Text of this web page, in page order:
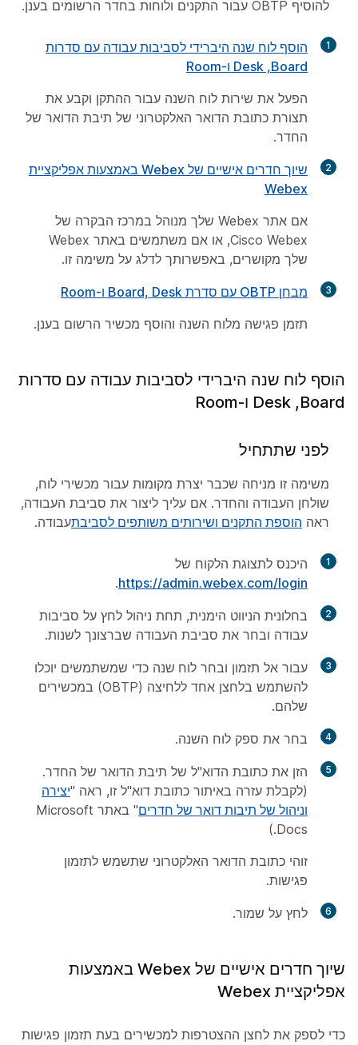
להוסיף OBTP עבור התקנים ולוחות בחדר הרשומים בענן.
1
הוסף לוח שנה היברידי לסביבות עבודה עם סדרות
Board‏, Desk ו-Room
הפעל את שירות לוח השנה עבור ההתקן וקבע את
תצורת כתובת הדואר האלקטרוני של תיבת הדואר של
החדר.
2
שיוך חדרים אישיים של Webex באמצעות אפליקציית
Webex
אם אתר Webex שלך מנוהל במרכז הבקרה של
Cisco Webex, או אם משתמשים באתר Webex
שלך מקושרים, באפשרותך לדלג על משימה זו.
3
מבחן OBTP עם סדרת Board, Desk ו-Room
תזמן פגישה מלוח השנה והוסף מכשיר הרשום בענן.
הוסף לוח שנה היברידי לסביבות עבודה עם סדרות
Board‏, Desk ו-Room
לפני שתתחיל
משימה זו מניחה שכבר יצרת מקומות עבור מכשירי לוח,
שולחן העבודה והחדר. אם עליך ליצור את סביבת העבודה,
ראה הוספת התקנים ושירותים משותפים לסביבתעבודה.
1
היכנס לתצוגת הלקוח של
https://admin.webex.com/login
.
2 בחלונית הניווט הימנית, תחת ניהול לחץ על סביבות
עבודה ובחר את סביבת העבודה שברצונך לשנות.
3 עבור אל תזמון ובחר לוח שנה כדי שמשתמשים יוכלו
להשתמש בלחצן אחד ללחיצה (OBTP) במכשירים
שלהם.
4 בחר את ספק לוח השנה.
5
הזן את כתובת הדוא"ל של תיבת הדואר של החדר.
(לקבלת עזרה באיתור כתובת דוא"ל זו, ראה "יצירה
וניהול של תיבות דואר של חדרים
" באתר Microsoft
Docs.)
זוהי כתובת הדואר האלקטרוני שתשמש לתזמון
פגישות.
6 לחץ על שמור.
שיוך חדרים אישיים של Webex באמצעות
אפליקציית Webex
כדי לספק את לחצן ההצטרפות למכשירים בעת תזמון פגישות